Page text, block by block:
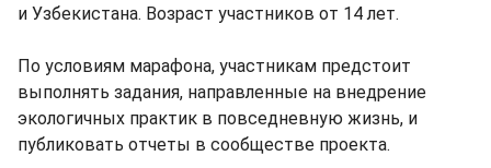
и Узбекистана. Возраст участников от 14 лет.
По условиям марафона, участникам предстоит
выполнять задания, направленные на внедрение
экологичных практик в повседневную жизнь, и
публиковать отчеты в сообществе проекта.